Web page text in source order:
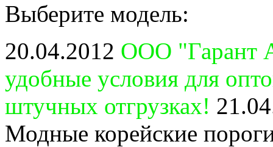
Выберите модель:
20.04.2012 ООО "Гарант
удобные условия для
штучных отгрузках!
Модные корейские